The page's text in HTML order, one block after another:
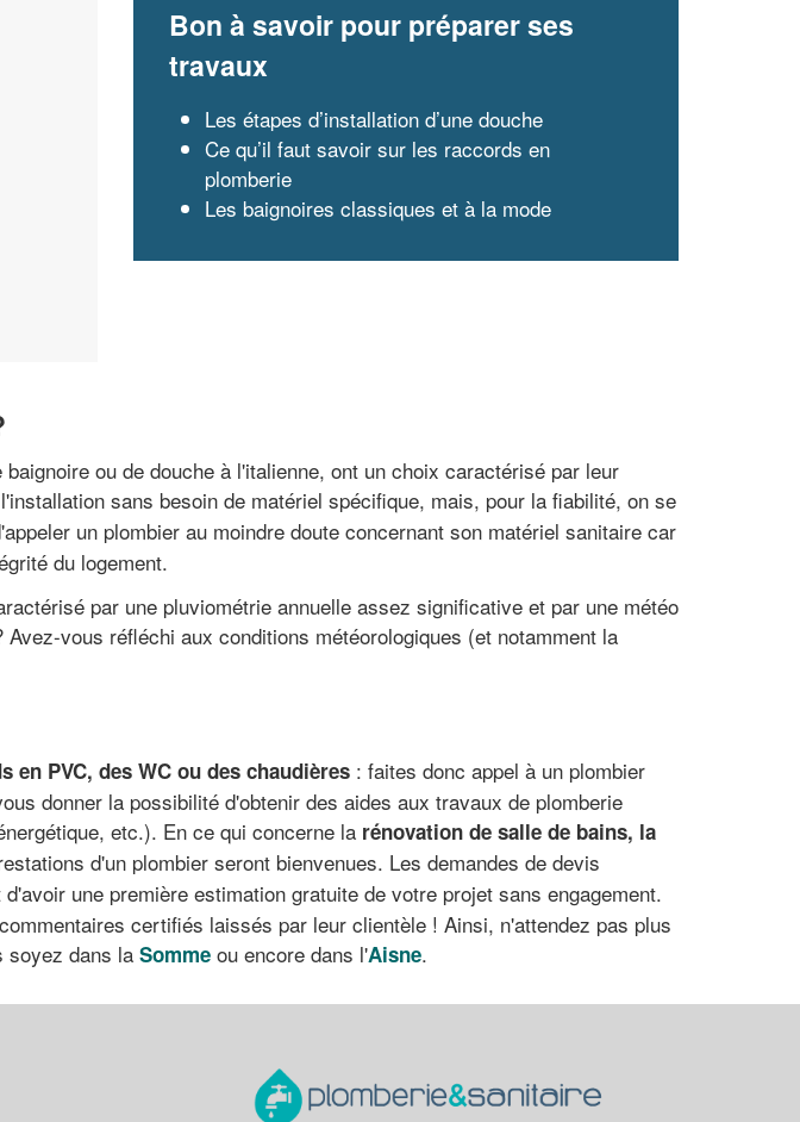
Bon à savoir pour préparer ses
travaux
Les étapes d’installation d’une douche
Ce qu’il faut savoir sur les raccords en
plomberie
Les baignoires classiques et à la mode
ou de douche à l'italienne, ont un choix caractérisé par leur
sans besoin de matériel spécifique, mais, pour la fiabilité, on se
un plombier au moindre doute concernant son matériel sanitaire car
du logement.
par une pluviométrie annuelle assez significative et par une météo
vous réfléchi aux conditions météorologiques (et notamment la
en PVC, des WC ou des chaudières : faites donc appel à un plombier
donner la possibilité d'obtenir des aides aux travaux de plomberie
etc.). En ce qui concerne la rénovation de salle de bains, la
d'un plombier seront bienvenues. Les demandes de devis
une première estimation gratuite de votre projet sans engagement.
certifiés laissés par leur clientèle ! Ainsi, n'attendez pas plus
soyez dans la Somme ou encore dans l'Aisne.